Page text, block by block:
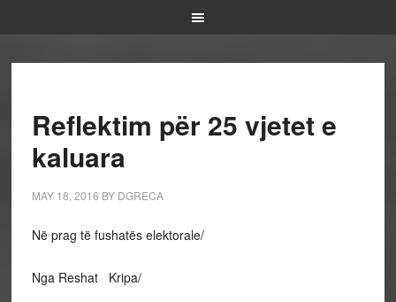
Reflektim për 25 vjetet e
kaluara
MAY 18, 2016 BY DGRECA
Në prag të fushatës elektorale/
Nga Reshat Kripa/